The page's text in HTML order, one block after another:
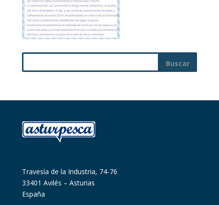
Travesía de la Industria, 74-76
33401 Avilés – Asturias
España